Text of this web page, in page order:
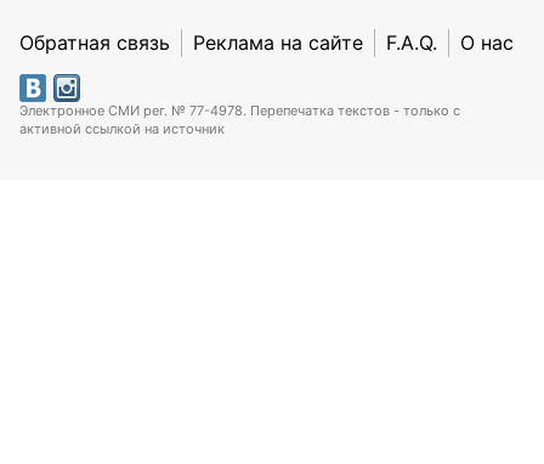
Обратная связь Реклама на сайте F.A.Q. О нас
Электронное СМИ рег. № 77-4978. Перепечатка текстов - только с
активной ссылкой на источник